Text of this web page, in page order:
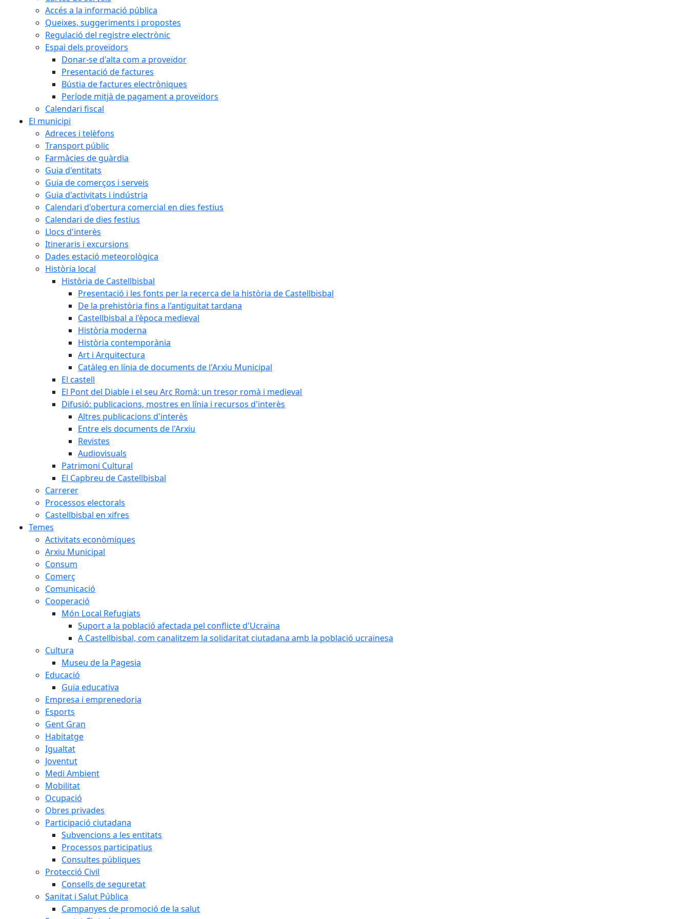
Accés a la informació pública
Queixes, suggeriments i propostes
Regulació del registre electrònic
Espai dels proveïdors
Donar-se d'alta com a proveïdor
Presentació de factures
Bústia de factures electròniques
Període mitjà de pagament a proveïdors
Calendari fiscal
El municipi
Adreces i telèfons
Transport públic
Farmàcies de guàrdia
Guia d'entitats
Guia de comerços i serveis
Guia d'activitats i indústria
Calendari d'obertura comercial en dies festius
Calendari de dies festius
Llocs d'interès
Itineraris i excursions
Dades estació meteorològica
Història local
Història de Castellbisbal
Presentació i les fonts per la recerca de la història de Castellbisbal
De la prehistòria fins a l'antiguitat tardana
Castellbisbal a l'època medieval
Història moderna
Història contemporània
Art i Arquitectura
Catàleg en línia de documents de l'Arxiu Municipal
El castell
El Pont del Diable i el seu Arc Romà: un tresor romà i medieval
Difusió: publicacions, mostres en línia i recursos d'interès
Altres publicacions d'interès
Entre els documents de l'Arxiu
Revistes
Audiovisuals
Patrimoni Cultural
El Capbreu de Castellbisbal
Carrerer
Processos electorals
Castellbisbal en xifres
Temes
Activitats econòmiques
Arxiu Municipal
Consum
Comerç
Comunicació
Cooperació
Món Local Refugiats
Suport a la població afectada pel conflicte d'Ucraïna
A Castellbisbal, com canalitzem la solidaritat ciutadana amb la població ucraïnesa
Cultura
Museu de la Pagesia
Educació
Guia educativa
Empresa i emprenedoria
Esports
Gent Gran
Habitatge
Igualtat
Joventut
Medi Ambient
Mobilitat
Ocupació
Obres privades
Participació ciutadana
Subvencions a les entitats
Processos participatius
Consultes públiques
Protecció Civil
Consells de seguretat
Sanitat i Salut Pública
Campanyes de promoció de la salut